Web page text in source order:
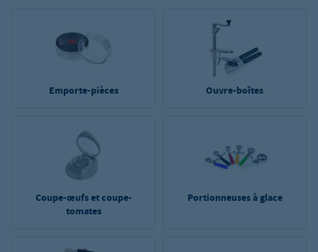
Emporte-pièces Ouvre-boîtes
Coupe-œufs et coupe-
tomates
Portionneuses à glace